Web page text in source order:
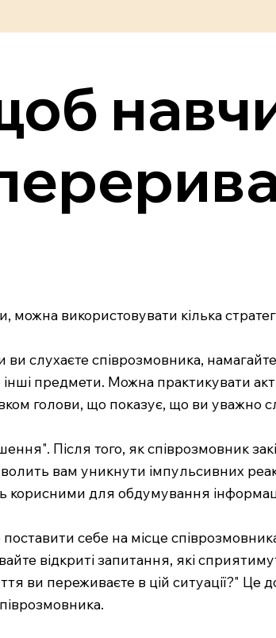
використовувати кілька
слухаєте співрозмовника,
предмети. Можна практикувати
голови, що показує, що ви уважно
Після того, як співрозмовник
вам уникнути імпульсивних
для обдумування
себе на місце
відкриті запитання, які
ви переживаєте в цій ситуації?"